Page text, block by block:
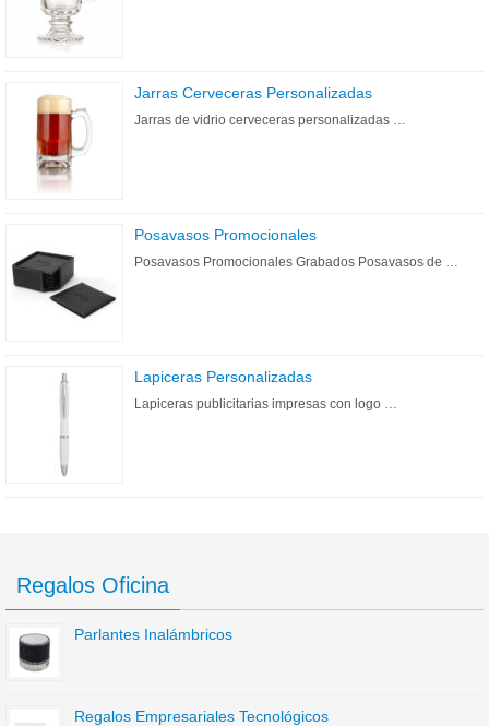
Jarras Cerveceras Personalizadas
Jarras de vidrio cerveceras personalizadas …
Posavasos Promocionales
Posavasos Promocionales Grabados Posavasos de …
Lapiceras Personalizadas
Lapiceras publicitarias impresas con logo …
Regalos Oficina
Parlantes Inalámbricos
Regalos Empresariales Tecnológicos